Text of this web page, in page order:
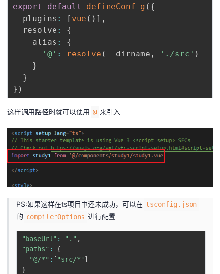
export
default defineConfig ( {
  plugins
: [ vue ( ) ] ,
  resolve
:
{
    alias
:
{
'@' : resolve ( __dirname , './src' )
}
}
} )
这样调用路径时就可以使用 @ 来引入
PS:如果这样在ts项目中还未成功，可以在 tsconfig.json
的 compilerOptions 进行配置
"baseUrl" : "." ,
"paths" :
{
"@/*" : [ "src/*" ]
}